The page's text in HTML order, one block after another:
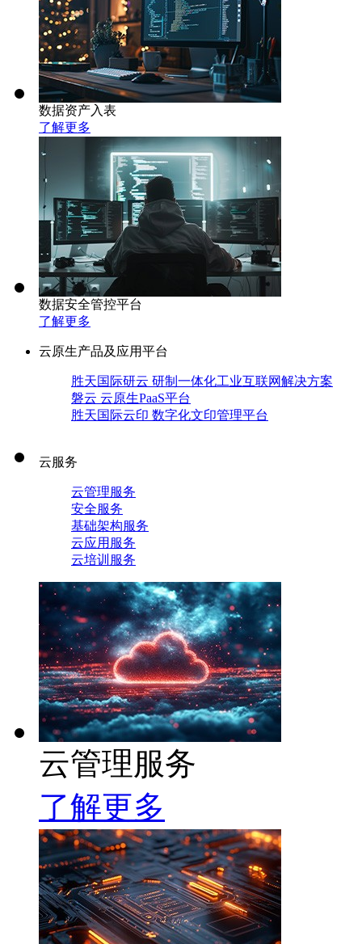
数据资产入表
了解更多
数据安全管控平台
了解更多
云原生产品及应用平台
胜天国际研云 研制一体化工业互联网解决方案
磐云 云原生PaaS平台
胜天国际云印 数字化文印管理平台
云服务
云管理服务
安全服务
基础架构服务
云应用服务
云培训服务
云管理服务
了解更多